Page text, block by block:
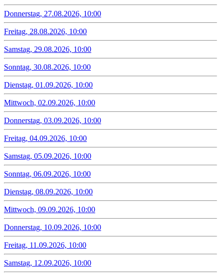
Donnerstag, 27.08.2026, 10:00
Freitag, 28.08.2026, 10:00
Samstag, 29.08.2026, 10:00
Sonntag, 30.08.2026, 10:00
Dienstag, 01.09.2026, 10:00
Mittwoch, 02.09.2026, 10:00
Donnerstag, 03.09.2026, 10:00
Freitag, 04.09.2026, 10:00
Samstag, 05.09.2026, 10:00
Sonntag, 06.09.2026, 10:00
Dienstag, 08.09.2026, 10:00
Mittwoch, 09.09.2026, 10:00
Donnerstag, 10.09.2026, 10:00
Freitag, 11.09.2026, 10:00
Samstag, 12.09.2026, 10:00